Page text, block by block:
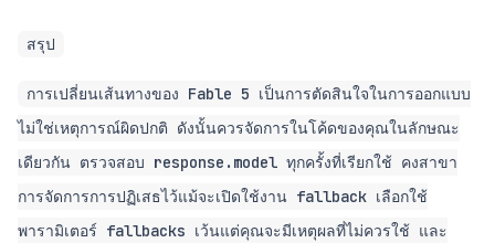
สรุป
การเปลี่ยนเส้นทางของ Fable 5 เป็นการตัดสินใจในการออกแบบ
ไม่ใช่เหตุการณ์ผิดปกติ ดังนั้นควรจัดการในโค้ดของคุณในลักษณะ
เดียวกัน ตรวจสอบ response.model ทุกครั้งที่เรียกใช้ คงสาขา
การจัดการการปฏิเสธไว้แม้จะเปิดใช้งาน fallback เลือกใช้
พารามิเตอร์ fallbacks เว้นแต่คุณจะมีเหตุผลที่ไม่ควรใช้ และ